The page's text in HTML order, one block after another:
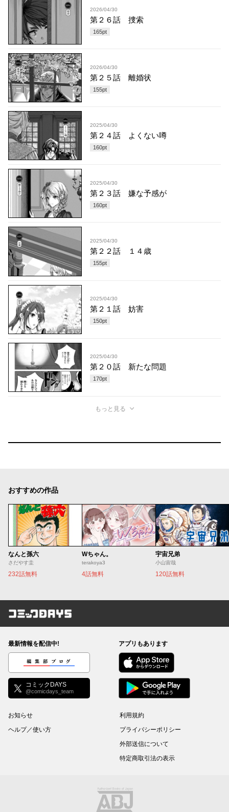
2026/04/30
第２６話 捜索
165pt
2026/04/30
第２５話 離婚状
155pt
2025/04/30
第２４話 よくない噂
160pt
2025/04/30
第２３話 嫌な予感が
160pt
2025/04/30
第２２話 １４歳
155pt
2025/04/30
第２１話 妨害
150pt
2025/04/30
第２０話 新たな問題
170pt
もっと見る
おすすめの作品
なんと孫六
さだやす圭
232話無料
Wちゃん。
terakoya3
4話無料
宇宙兄弟
小山宙哉
120話無料
コミックDAYS
最新情報を配信中!
編集部ブログ
コミックDAYS
@comicdays_team
アプリもあります
お知らせ
ヘルプ／使い方
利用規約
プライバシーポリシー
外部送信について
特定商取引法の表示